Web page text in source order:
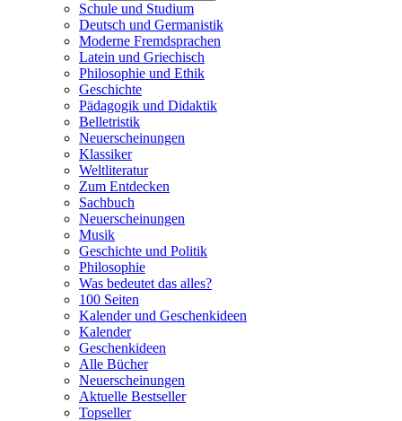
Schule und Studium
Deutsch und Germanistik
Moderne Fremdsprachen
Latein und Griechisch
Philosophie und Ethik
Geschichte
Pädagogik und Didaktik
Belletristik
Neuerscheinungen
Klassiker
Weltliteratur
Zum Entdecken
Sachbuch
Neuerscheinungen
Musik
Geschichte und Politik
Philosophie
Was bedeutet das alles?
100 Seiten
Kalender und Geschenkideen
Kalender
Geschenkideen
Alle Bücher
Neuerscheinungen
Aktuelle Bestseller
Topseller